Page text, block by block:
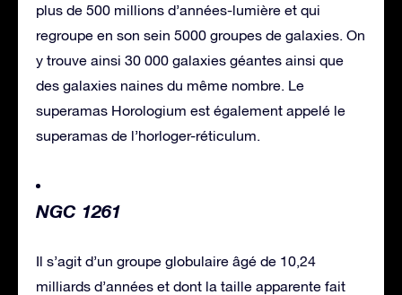
plus de 500 millions d’années-lumière et qui
regroupe en son sein 5000 groupes de galaxies. On
y trouve ainsi 30 000 galaxies géantes ainsi que
des galaxies naines du même nombre. Le
superamas Horologium est également appelé le
superamas de l’horloger-réticulum.
NGC 1261
Il s’agit d’un groupe globulaire âgé de 10,24
milliards d’années et dont la taille apparente fait